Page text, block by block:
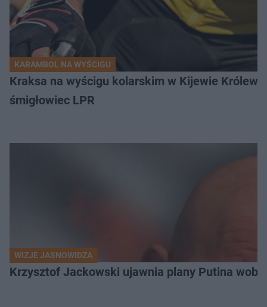
KARAMBOL NA WYŚCIGU
Kraksa na wyścigu kolarskim w Kijewie
śmigłowiec LPR
WIZJE JASNOWIDZA
Krzysztof Jackowski ujawnia plany Putina